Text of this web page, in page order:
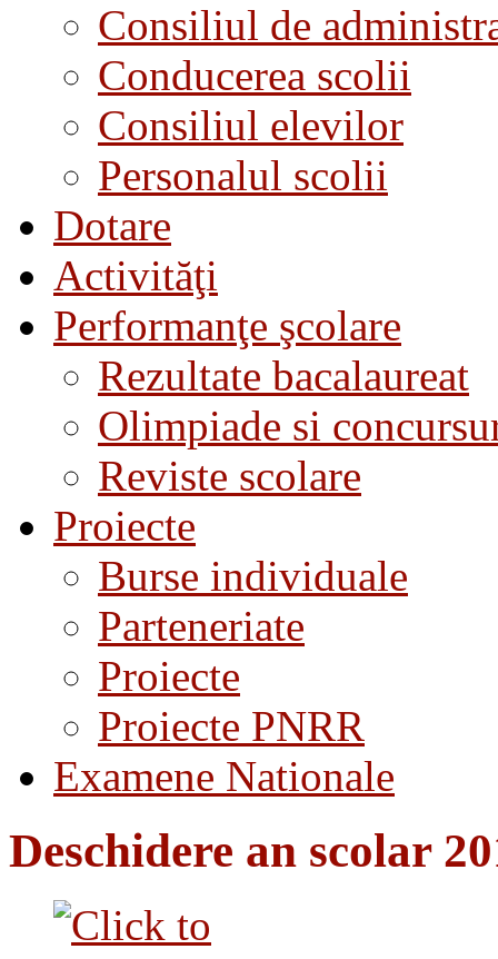
Consiliul de
Conducerea scolii
Consiliul elevilor
Personalul scolii
Dotare
Activităţi
Performanţe şcolare
Rezultate bacalaureat
Olimpiade si
Reviste scolare
Proiecte
Burse individuale
Parteneriate
Proiecte
Proiecte PNRR
Examene Nationale
Deschidere an scolar